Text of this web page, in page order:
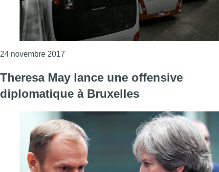
24 novembre 2017
Theresa May lance une offensive
diplomatique à Bruxelles